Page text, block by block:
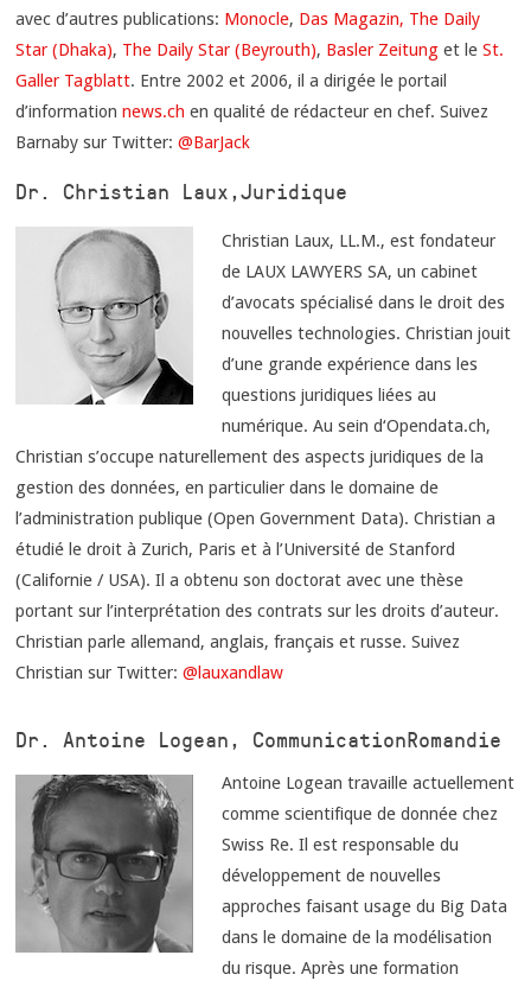
avec d’autres publications: Monocle, Das Magazin, The Daily
Star (Dhaka), The Daily Star (Beyrouth), Basler Zeitung et leSt.
Galler Tagblatt. Entre 2002 et 2006, il a dirigée le portail
d’informationnews.ch en qualité de rédacteur en chef. Suivez
Barnaby sur Twitter:@BarJack
Dr. Christian Laux, Juridique
Christian Laux, LL.M., est fondateur
de LAUX LAWYERS SA, un cabinet
d’avocats spécialisé dans le droit des
nouvelles technologies. Christian jouit
d’une grande expérience dans les
questions juridiques liées au
numérique. Au sein d‘Opendata.ch,
Christian s’occupe naturellement des aspects juridiques de la
gestion des données, en particulier dans le domaine de
l’administration publique (Open Government Data). Christian a
étudié le droit à Zurich, Paris et à l’Université de Stanford
(Californie / USA). Il a obtenu son doctorat avec une thèse
portant sur l’interprétation des contrats sur les droits d’auteur.
Christian parle allemand, anglais, français et russe. Suivez
Christian sur Twitter:@lauxandlaw
Dr. Antoine Logean, Communication Romandie
Antoine Logean travaille actuellement
comme scientifique de donnée chez
Swiss Re. Il est responsable du
développement de nouvelles
approches faisant usage du Big Data
dans le domaine de la modélisation
du risque. Après une formation